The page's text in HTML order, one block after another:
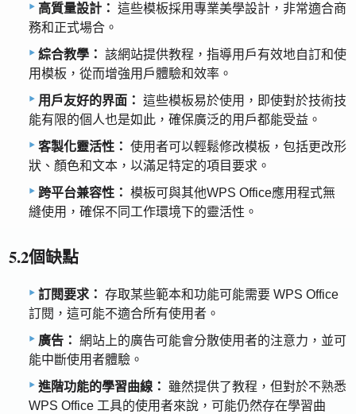
高質量設計： 這些模板採用專業美學設計，非常適合商
務和正式場合。
綜合教學： 該網站提供教程，指導用戶有效地自訂和使
用模板，從而增強用戶體驗和效率。
用戶友好的界面： 這些模板易於使用，即使對於技術技
能有限的個人也是如此，確保廣泛的用戶都能受益。
客製化靈活性： 使用者可以輕鬆修改模板，包括更改形
狀、顏色和文本，以滿足特定的項目要求。
跨平台兼容性： 模板可與其他WPS Office應用程式無
縫使用，確保不同工作環境下的靈活性。
5.2個缺點
訂閱要求： 存取某些範本和功能可能需要 WPS Office
訂閱，這可能不適合所有使用者。
廣告： 網站上的廣告可能會分散使用者的注意力，並可
能中斷使用者體驗。
進階功能的學習曲線：
雖然提供了教程，但對於不熟悉
WPS Office 工具的使用者來說，可能仍然存在學習曲